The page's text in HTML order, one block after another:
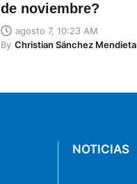
de noviembre?
agosto 7, 10:23 AM
By Christian Sánchez Mendieta
NOTICIAS